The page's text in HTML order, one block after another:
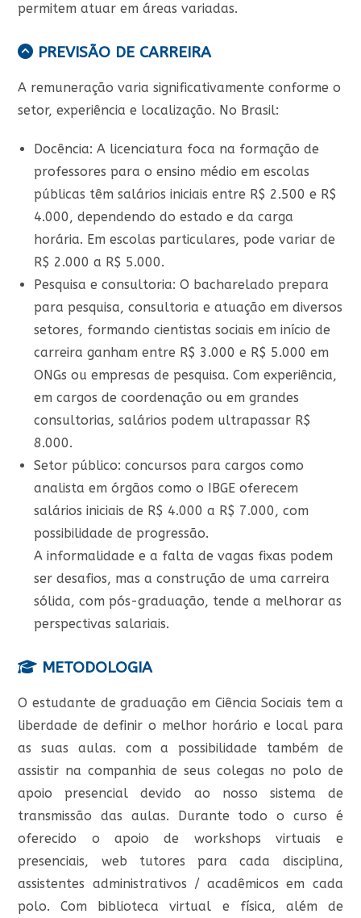
permitem atuar em áreas variadas.
PREVISÃO DE CARREIRA
A remuneração varia significativamente conforme o
setor, experiência e localização. No Brasil:
Docência: A licenciatura foca na formação de
professores para o ensino médio em escolas
públicas têm salários iniciais entre R$ 2.500 e R$
4.000, dependendo do estado e da carga
horária. Em escolas particulares, pode variar de
R$ 2.000 a R$ 5.000.
Pesquisa e consultoria: O bacharelado prepara
para pesquisa, consultoria e atuação em diversos
setores, formando cientistas sociais em início de
carreira ganham entre R$ 3.000 e R$ 5.000 em
ONGs ou empresas de pesquisa. Com experiência,
em cargos de coordenação ou em grandes
consultorias, salários podem ultrapassar R$
8.000.
Setor público: concursos para cargos como
analista em órgãos como o IBGE oferecem
salários iniciais de R$ 4.000 a R$ 7.000, com
possibilidade de progressão.
A informalidade e a falta de vagas fixas podem
ser desafios, mas a construção de uma carreira
sólida, com pós-graduação, tende a melhorar as
perspectivas salariais.
METODOLOGIA
O estudante de graduação em Ciência Sociais tem a
liberdade de definir o melhor horário e local para
as suas aulas. com a possibilidade também de
assistir na companhia de seus colegas no polo de
apoio presencial devido ao nosso sistema de
transmissão das aulas. Durante todo o curso é
oferecido o apoio de workshops virtuais e
presenciais, web tutores para cada disciplina,
assistentes administrativos / acadêmicos em cada
polo. Com biblioteca virtual e física, além de